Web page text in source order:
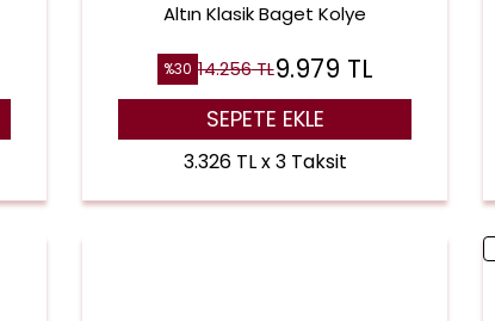
Altın Klasik Baget Kolye
%30 14.256TL9.979 TL
SEPETE EKLE
3.326 TL x 3 Taksit